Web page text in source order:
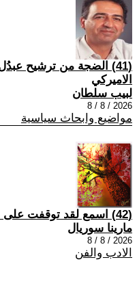
(41) الضجة من ترشيح
الاميركي
لبيب سلطان
2026 / 8 / 8
مواضيع وابحاث سياسية
(42) اسمع لقد توقفت على ان تمطر 2
مارينا سوريال
2026 / 8 / 8
الادب والفن